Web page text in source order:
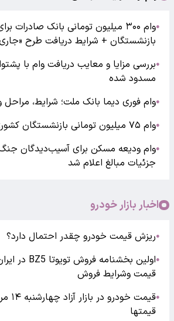
●
وام ۳۰۰ میلیون تومانی بانک صادرات
بازنشستگان + شرایط دریافت طرح «جاری
●بررسی مزایا و معایب دریافت وام با
مسدود شده
●وام فوری دیما بانک ملت؛ شرایط،
●وام ۷۵ میلیون تومانی بازنشستگان کشوری پرداخت شد
●وام ودیعه مسکن برای آسیب‌دیدگان
جزئیات مبالغ اعلام شد
اخبار بازار خودرو
●ریزش قیمت خودرو چقدر احتمال دارد؟
●
قیمت وشرایط فروش
●
قیمتها